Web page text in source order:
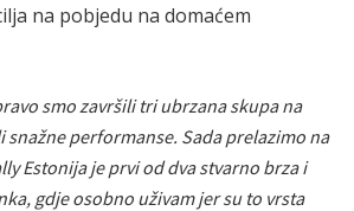
na pobjedu na domaćem
smo završili tri ubrzana skupa na
snažne performanse. Sada prelazimo na
Estonija je prvi od dva stvarno brza i
gdje osobno uživam jer su to vrsta